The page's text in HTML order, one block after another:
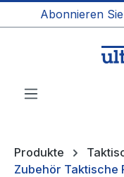
springen
Abonnieren
Produkte
Zubehör Taktische